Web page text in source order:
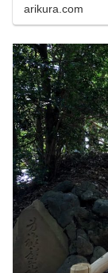
arikura.com